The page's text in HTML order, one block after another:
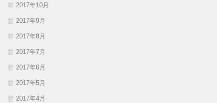
2017年10月
2017年9月
2017年8月
2017年7月
2017年6月
2017年5月
2017年4月